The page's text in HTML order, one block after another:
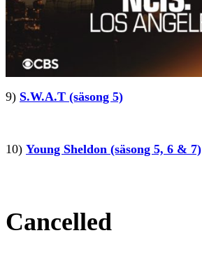
9) S.W.A.T (säsong 5)
10) Young Sheldon (säsong 5, 6 & 7)
Cancelled